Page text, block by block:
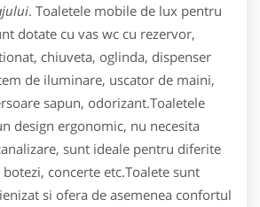
. Toaletele mobile de lux pentru
dotate cu vas wc cu rezervor,
chiuveta, oglinda, dispenser
de iluminare, uscator de maini,
sapun, odorizant.Toaletele
design ergonomic, nu necesita
sunt ideale pentru diferite
concerte etc.Toalete sunt
si ofera de asemenea confortul